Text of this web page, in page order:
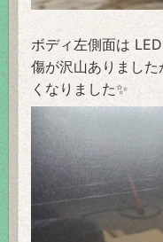
ボディ左側面は
傷が沢山ありまし
くなりました✨